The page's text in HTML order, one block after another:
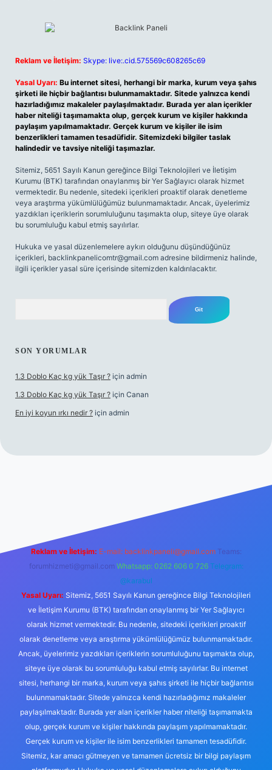
Reklam ve İletişim: Skype: live:.cid.575569c608265c69
Yasal Uyarı: Bu internet sitesi, herhangi bir marka, kurum veya şahıs
şirketi ile hiçbir bağlantısı bulunmamaktadır. Sitede yalnızca kendi
hazırladığımız makaleler paylaşılmaktadır. Burada yer alan içerikler
haber niteliği taşımamakta olup, gerçek kurum ve kişiler hakkında
paylaşım yapılmamaktadır. Gerçek kurum ve kişiler ile isim
benzerlikleri tamamen tesadüfidir. Sitemizdeki bilgiler taslak
halindedir ve tavsiye niteliği taşımazlar.
Sitemiz, 5651 Sayılı Kanun gereğince Bilgi Teknolojileri ve İletişim
Kurumu (BTK) tarafından onaylanmış bir Yer Sağlayıcı olarak hizmet
vermektedir. Bu nedenle, sitedeki içerikleri proaktif olarak denetleme
veya araştırma yükümlülüğümüz bulunmamaktadır. Ancak, üyelerimiz
yazdıkları içeriklerin sorumluluğunu taşımakta olup, siteye üye olarak
bu sorumluluğu kabul etmiş sayılırlar.
Hukuka ve yasal düzenlemelere aykırı olduğunu düşündüğünüz
içerikleri, backlinkpanelicomtr@gmail.com adresine bildirmeniz halinde,
ilgili içerikler yasal süre içerisinde sitemizden kaldırılacaktır.
SON YORUMLAR
1.3 Doblo Kaç kg yük Taşır ? için admin
1.3 Doblo Kaç kg yük Taşır ? için Canan
En iyi koyun ırkı nedir ? için admin
Reklam ve İletişim: E-mail: backlinkpaneli@gmail.com Teams:
forumhizmeti@gmail.com Whatsapp: 0262 606 0 726 Telegram:
@karabul
Yasal Uyarı: Sitemiz, 5651 Sayılı Kanun gereğince Bilgi Teknolojileri
ve İletişim Kurumu (BTK) tarafından onaylanmış bir Yer Sağlayıcı
olarak hizmet vermektedir. Bu nedenle, sitedeki içerikleri proaktif
olarak denetleme veya araştırma yükümlülüğümüz bulunmamaktadır.
Ancak, üyelerimiz yazdıkları içeriklerin sorumluluğunu taşımakta olup,
siteye üye olarak bu sorumluluğu kabul etmiş sayılırlar. Bu internet
sitesi, herhangi bir marka, kurum veya şahıs şirketi ile hiçbir bağlantısı
bulunmamaktadır. Sitede yalnızca kendi hazırladığımız makaleler
paylaşılmaktadır. Burada yer alan içerikler haber niteliği taşımamakta
olup, gerçek kurum ve kişiler hakkında paylaşım yapılmamaktadır.
Gerçek kurum ve kişiler ile isim benzerlikleri tamamen tesadüfidir.
Sitemiz, kar amacı gütmeyen ve tamamen ücretsiz bir bilgi paylaşım